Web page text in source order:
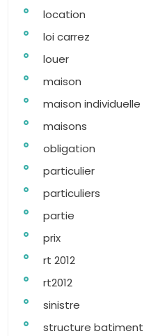
location
loi carrez
louer
maison
maison individuelle
maisons
obligation
particulier
particuliers
partie
prix
rt 2012
rt2012
sinistre
structure batiment